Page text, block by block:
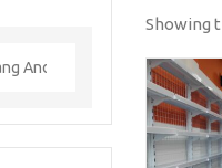
Showing